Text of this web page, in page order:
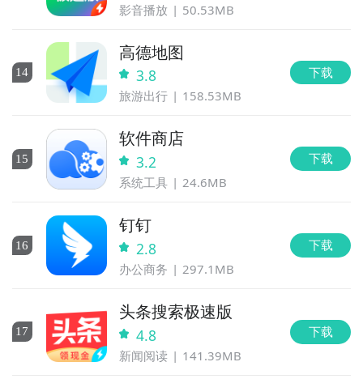
影音播放 50.53MB
14
高德地图
3.8
旅游出行 158.53MB
下载
15
软件商店
3.2
系统工具 24.6MB
下载
16
钉钉
2.8
办公商务 297.1MB
下载
17
头条搜索极速版
4.8
新闻阅读 141.39MB
下载